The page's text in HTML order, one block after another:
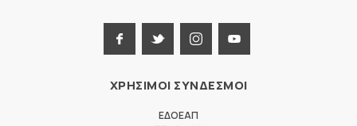
ΧΡΗΣΙΜΟΙ ΣΥΝΔΕΣΜΟΙ
ΕΔΟΕΑΠ